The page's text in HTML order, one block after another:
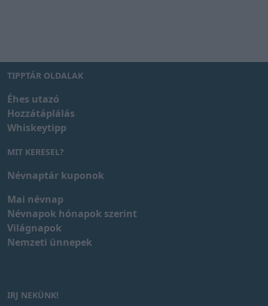
TIPPTÁR OLDALAK
Éhes utazó
Hozzátáplálás
Whiskeytipp
MIT KERESEL?
Névnaptár kuponok
Mai névnap
Névnapok hónapok szerint
Világnapok
Nemzeti ünnepek
IRJ NEKÜNK!